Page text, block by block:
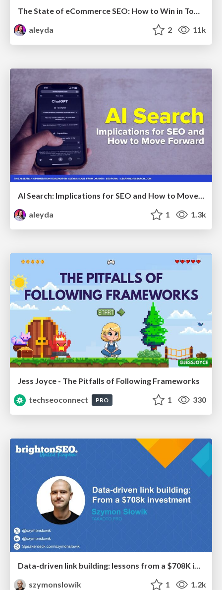
The State of eCommerce SEO: How to Win in Today's Products SERPs - #SEOweek
aleyda
2 11k
AI Search: Implications for SEO and How to Move Forward - #ShenzhenSEOConference
aleyda
1 1.3k
Jess Joyce - The Pitfalls of Following Frameworks
techseoconnect
PRO 1 330
Data-driven link building: lessons from a $708K investment (BrightonSEO talk)
szymonslowik
1 1.2k